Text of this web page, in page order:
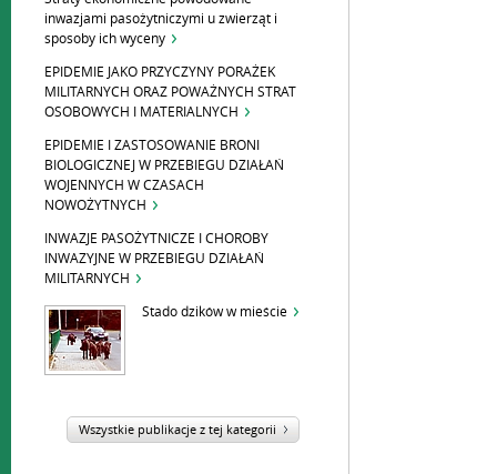
inwazjami pasożytniczymi u zwierząt i
sposoby ich wyceny
EPIDEMIE JAKO PRZYCZYNY PORAŻEK
MILITARNYCH ORAZ POWAŻNYCH STRAT
OSOBOWYCH I MATERIALNYCH
EPIDEMIE I ZASTOSOWANIE BRONI
BIOLOGICZNEJ W PRZEBIEGU DZIAŁAŃ
WOJENNYCH W CZASACH
NOWOŻYTNYCH
INWAZJE PASOŻYTNICZE I CHOROBY
INWAZYJNE W PRZEBIEGU DZIAŁAŃ
MILITARNYCH
Stado dzików w mieście
Wszystkie publikacje z tej kategorii